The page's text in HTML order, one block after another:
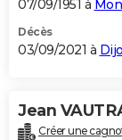
07/09/1951 à
Décès
03/09/2021 à
Jean
Créer une